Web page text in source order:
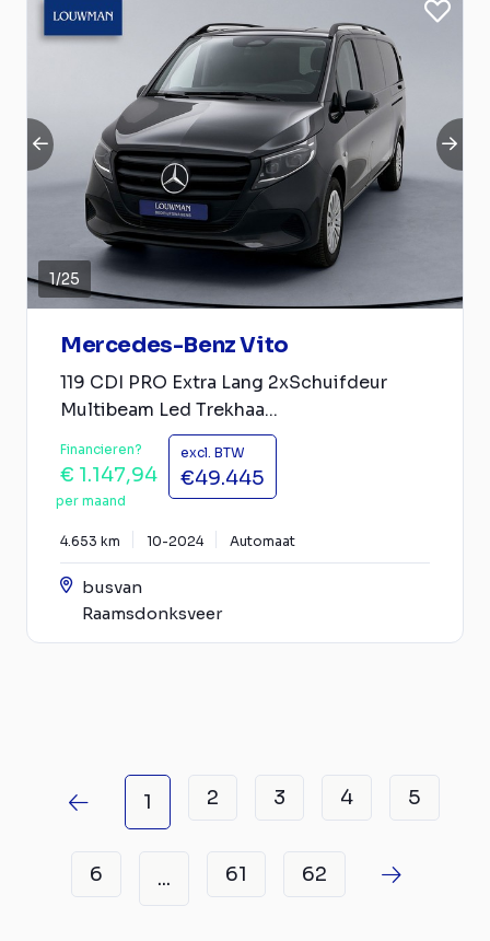
1/25
Mercedes-Benz Vito
119 CDI PRO Extra Lang 2xSchuifdeur
Multibeam Led Trekhaa...
Financieren?
€ 1.147,94
per maand
excl. BTW
€49.445
4.653 km 10-2024 Automaat
busvan
Raamsdonksveer
1 2 3 4 5
6 ... 61 62